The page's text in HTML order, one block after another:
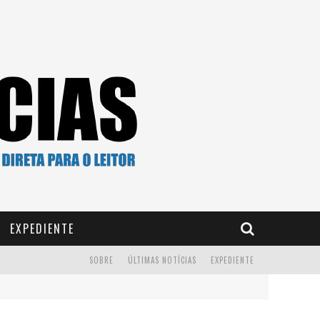
EXPEDIENTE
EXPEDIENTE
ÚLTIMAS NOTÍCIAS
SOBRE